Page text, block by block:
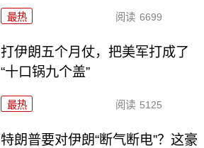
最热 阅读 6699
打伊朗五个月仗，把美军打成了
“十口锅九个盖”
最热 阅读 5125
特朗普要对伊朗“断气断电”？这豪